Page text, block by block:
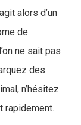
alors d’un
de
ne sait pas
des
n’hésitez
rapidement.